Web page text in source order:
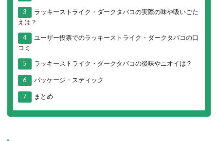
3
ラッキーストライク・ダークタバコの実際の味や吸いごた
えは？
4
ユーザー投票でのラッキーストライク・ダークタバコの口
コミ
5 ラッキーストライク・ダークタバコの後味やニオイは？
6 パッケージ・スティック
7 まとめ